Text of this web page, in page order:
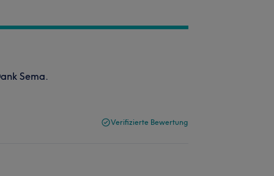
Sema.
Verifizierte Bewertung